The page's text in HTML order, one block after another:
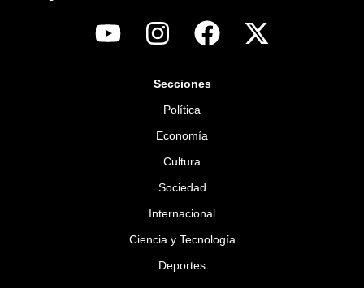
Secciones
Política
Economía
Cultura
Sociedad
Internacional
Ciencia y Tecnología
Deportes